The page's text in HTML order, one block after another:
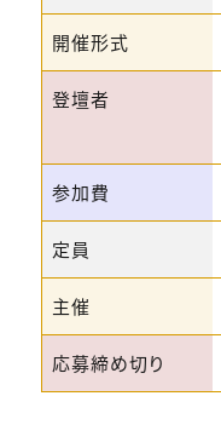
開催形式
登壇者
参加費
定員
主催
応募締め切り